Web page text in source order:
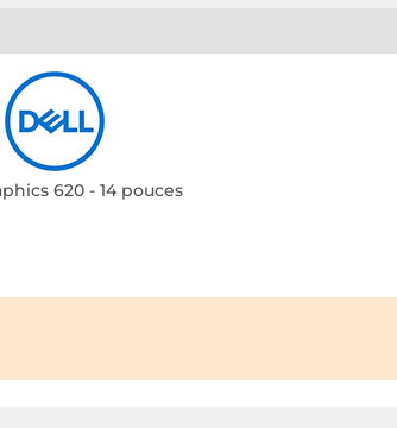
620 - 14 pouces